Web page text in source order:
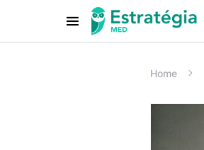
Procurar:
Home